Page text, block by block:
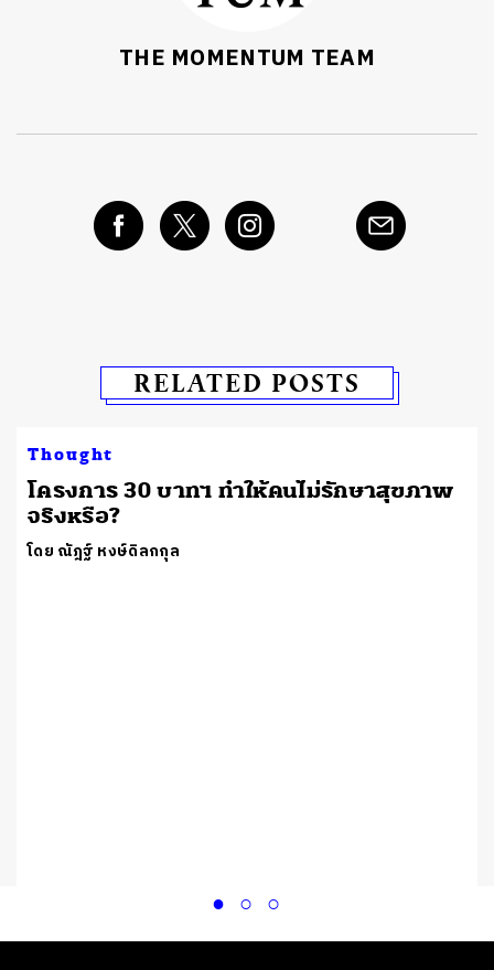
THE MOMENTUM TEAM
RELATED POSTS
Thought
โครงการ 30 บาทฯ ทำให้คนไม่รักษาสุขภาพ
จริงหรือ?
โดย ณัฎฐ์ หงษ์ดิลกกุล